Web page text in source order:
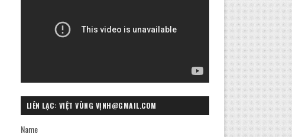
LIÊN LẠC: VIỆT VÙNG VỊNH@GMAIL.COM
Name